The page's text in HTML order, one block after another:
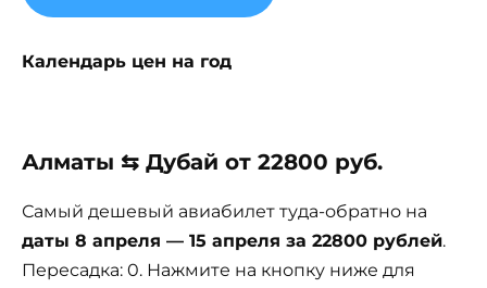
Календарь цен на год
Алматы ⇆ Дубай от 22800 руб.
Самый дешевый авиабилет туда-обратно на
даты 8 апреля — 15 апреля за 22800 рублей.
Пересадка: 0. Нажмите на кнопку ниже для